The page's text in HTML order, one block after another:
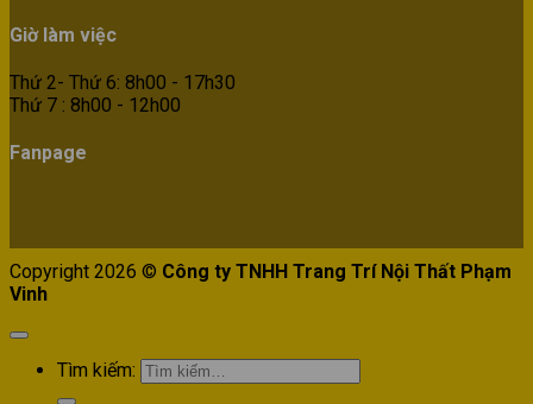
Giờ làm việc
Thứ 2- Thứ 6: 8h00 - 17h30
Thứ 7 : 8h00 - 12h00
Fanpage
Copyright 2026 © Công ty TNHH Trang Trí Nội Thất Phạm
Vinh
Tìm kiếm: